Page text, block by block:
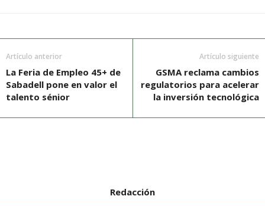
Artículo anterior
La Feria de Empleo 45+ de
Sabadell pone en valor el
talento sénior
Artículo siguiente
GSMA reclama cambios
regulatorios para acelerar
la inversión tecnológica
Redacción